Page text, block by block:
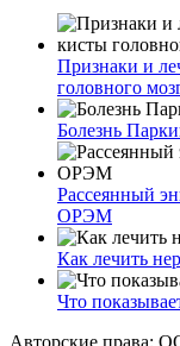
Признаки и
головного
Болезнь
Рассеянный
ОРЭМ
Как лечить
Что
Авторские права: